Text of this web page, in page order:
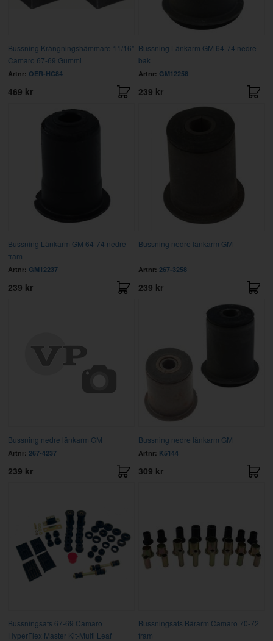
Bussning Krängningshämmare 11/16"
Camaro 67-69 Gummi
Artnr: OER-HC84
469 kr
Bussning Länkarm GM 64-74 nedre
bak
Artnr: GM12258
239 kr
Bussning Länkarm GM 64-74 nedre
fram
Artnr: GM12237
239 kr
Bussning nedre länkarm GM
Artnr: 267-3258
239 kr
Bussning nedre länkarm GM
Artnr: 267-4237
239 kr
Bussning nedre länkarm GM
Artnr: K5144
309 kr
Bussningsats 67-69 Camaro
HyperFlex Master Kit-Multi Leaf
Bussningsats Bärarm Camaro 70-72
fram